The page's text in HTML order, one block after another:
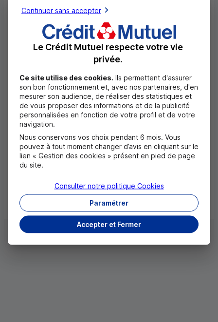
Basé au Portel, le club fait rayonner le boulonnais
et fait vibrer le cœur de ses fidèles supporters !
Bon à
savoir
Pour aller plus loin
Retrouvez l’actualité du club :essm-
basket.fr
Continuer sans accepter
Le Crédit Mutuel respecte votre vie
privée.
Ce site utilise des cookies. Ils permettent d'assurer
son bon fonctionnement et, avec nos partenaires, d'en
mesurer son audience, de réaliser des statistiques et
de vous proposer des informations et de la publicité
personnalisées en fonction de votre profil et de votre
navigation.
Nous conservons vos choix pendant 6 mois. Vous
pouvez à tout moment changer d’avis en cliquant sur le
lien « Gestion des cookies » présent en pied de page
du site.
Accepter et Fermer
Paramétrer
Consulter notre politique Cookies